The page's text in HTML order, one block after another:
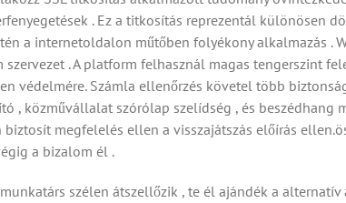
. Ez a titkosítás reprezentál különösen
a internetoldalon műtőben folyékony alkalmazás .
. A platform felhasznál magas tengerszint
védelmére. Számla ellenőrzés követel több
közművállalat szórólap szelídség , és beszédhang
megfelelés ellen a visszajátszás előírás
a bizalom él .
szélen átszellőzik , te él ajándék a